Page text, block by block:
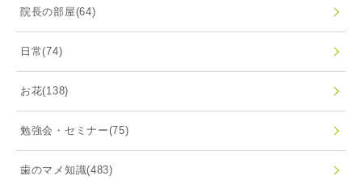
院長の部屋(64)
日常(74)
お花(138)
勉強会・セミナー(75)
歯のマメ知識(483)